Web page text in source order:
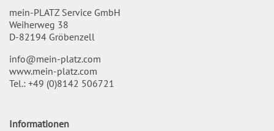
mein-PLATZ Service GmbH
Weiherweg 38
D-82194 Gröbenzell
info@mein-platz.com
www.mein-platz.com
Tel.: +49 (0)8142 506721
Informationen